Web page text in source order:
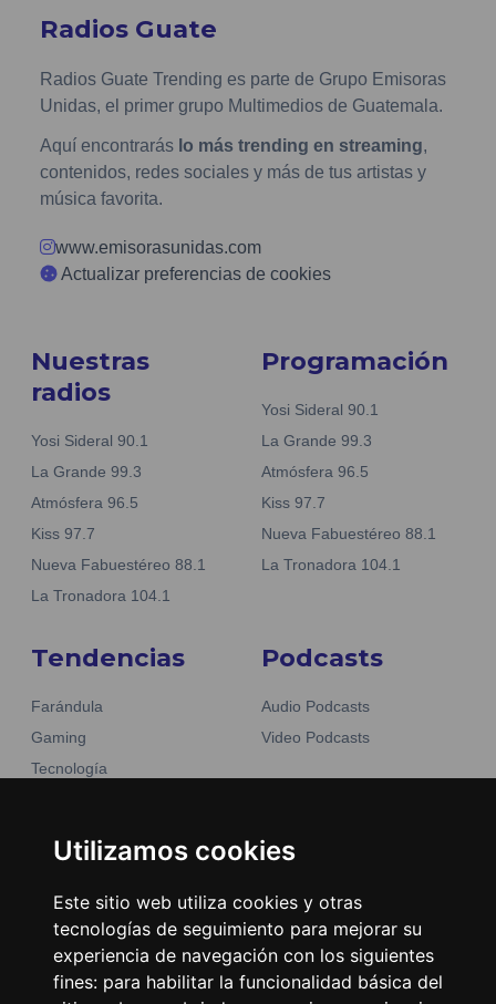
Utilizamos cookies
Este sitio web utiliza cookies y otras
tecnologías de seguimiento para mejorar su
experiencia de navegación con los siguientes
fines: para habilitar la funcionalidad básica del
Radios Guate
Radios Guate Trending es parte de Grupo Emisoras
Unidas, el primer grupo Multimedios de Guatemala.
Aquí encontrarás lo más trending en streaming,
contenidos, redes sociales y más de tus artistas y
música favorita.
www.emisorasunidas.com
Actualizar preferencias de cookies
Nuestras
radios
Yosi Sideral 90.1
La Grande 99.3
Atmósfera 96.5
Kiss 97.7
Nueva Fabuestéreo 88.1
La Tronadora 104.1
Programación
Yosi Sideral 90.1
La Grande 99.3
Atmósfera 96.5
Kiss 97.7
Nueva Fabuestéreo 88.1
La Tronadora 104.1
Tendencias
Farándula
Gaming
Tecnología
Noticias
Podcasts
Audio Podcasts
Video Podcasts
Emisoras Unidas
Encuéntranos
Contacto